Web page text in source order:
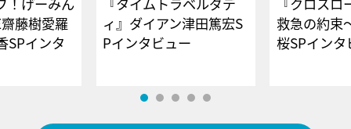
藤樹愛羅
SPインタ
ィ』ダイアン津田篤宏S
Pインタビュー
救急の約束
桜SPイ